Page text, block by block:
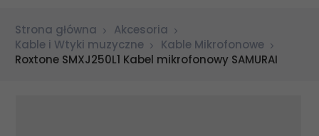
Strona główna
Akcesoria
Kable i Wtyki muzyczne
Kable Mikrofonowe
Roxtone SMXJ250L1 Kabel mikrofonowy SAMURAI